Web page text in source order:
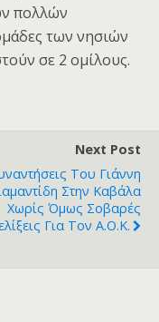
πολλών
των νησιών
σε 2 ομίλους.
Next Post
Του Γιάννη
Στην Καβάλα
Χωρίς Όμως Σοβαρές
Για Τον Α.Ο.Κ.